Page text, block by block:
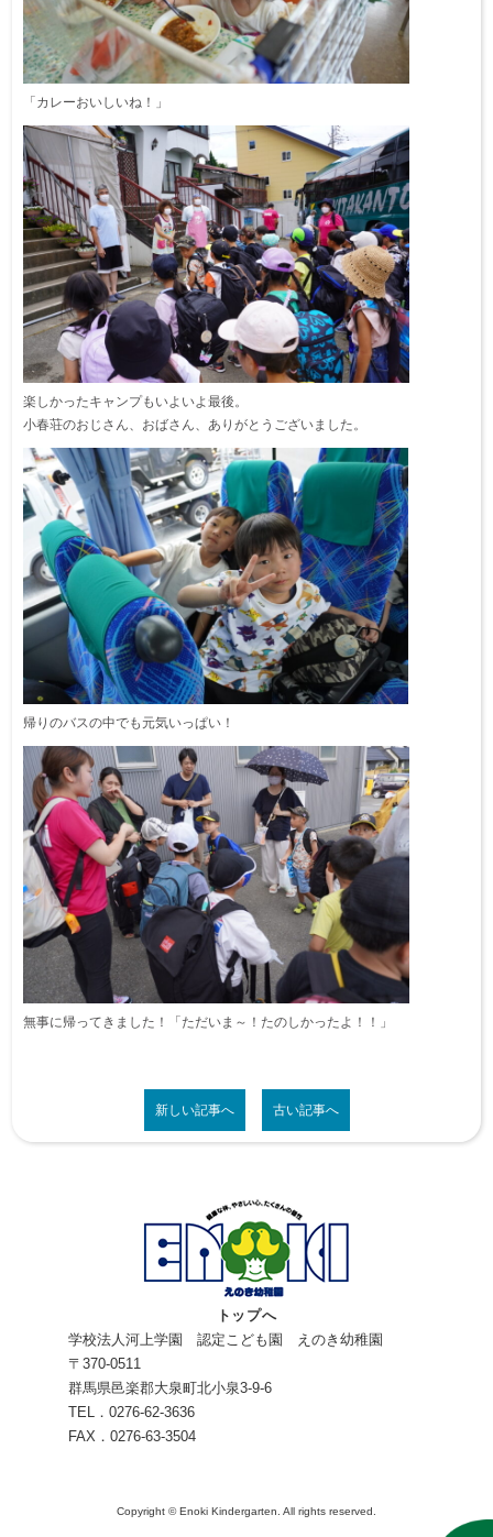
「カレーおいしいね！」
楽しかったキャンプもいよいよ最後。
小春荘のおじさん、おばさん、ありがとうございました。
帰りのバスの中でも元気いっぱい！
無事に帰ってきました！「ただいま～！たのしかったよ！！」
新しい記事へ 古い記事へ
トップへ
学校法人河上学園 認定こども園 えのき幼稚園
〒370-0511
群馬県邑楽郡大泉町北小泉3-9-6
TEL．0276-62-3636
FAX．0276-63-3504
Copyright © Enoki Kindergarten. All rights reserved.